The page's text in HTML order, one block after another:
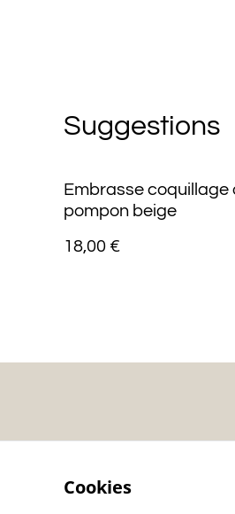
Suggestions
Embrasse coquillage
pompon beige
18,00 €
Cookies